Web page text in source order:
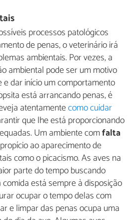
processos patológicos
de penas, o veterinário irá
ambientais. Por vezes, a
ambiental pode ser um motivo
dar início um comportamento
está arrancando penas, é
atentamentecomo cuidar
que lhe está proporcionando
Um ambiente comfalta
ao aparecimento de
como o picacismo. As aves na
parte do tempo buscando
está sempre à disposição
ocupar o tempo delas com
e limpar das penas ocupa uma